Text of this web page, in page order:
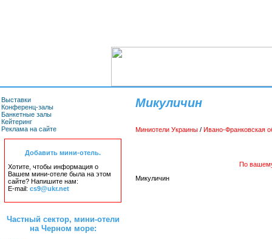
Выставки
Конференц-залы
Банкетные залы
Кейтеринг
Реклама на сайте
Добавить мини-отель.
Хотите, чтобы информация о
Вашем мини-отеле была на этом
сайте? Напишите нам:
E-mail: cs9@ukr.net
Частный сектор, мини-отели
на Черном море:
Микуличин
Миниотели Украины / Ивано-Франковская
По
Микуличин